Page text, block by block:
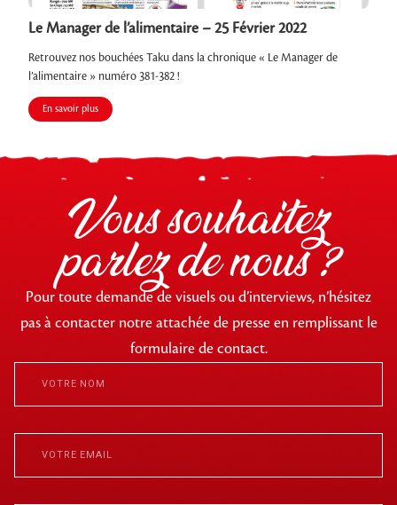
Le Manager de l’alimentaire – 25 Février 2022
Retrouvez nos bouchées Taku dans la chronique « Le Manager de
l’alimentaire » numéro 381-382 !
En savoir plus
Vous souhaitez
parlez de nous ?
Pour toute demande de visuels ou d’interviews, n’hésitez
pas à contacter notre attachée de presse en remplissant le
formulaire de contact.